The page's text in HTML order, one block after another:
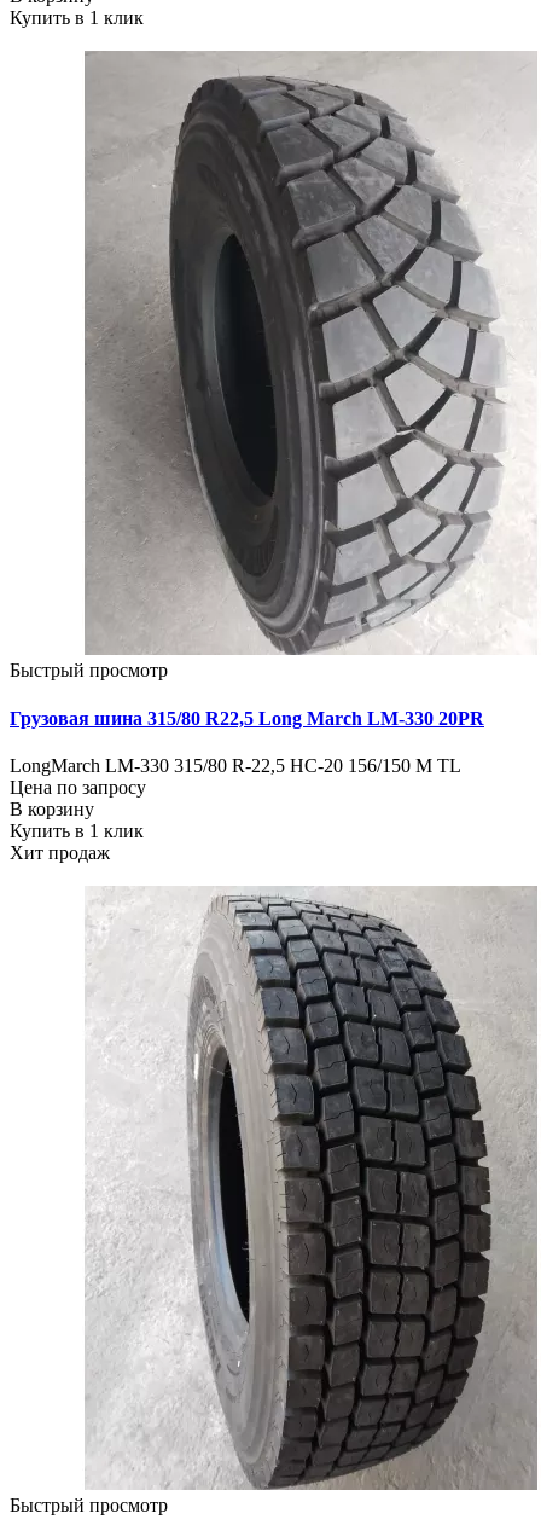
Купить в 1 клик
Быстрый просмотр
Грузовая шина 315/80 R22,5 Long March LM-330 20PR
LongMarch LM-330 315/80 R-22,5 HC-20 156/150 M TL
Цена по запросу
В корзину
Купить в 1 клик
Хит продаж
Быстрый просмотр